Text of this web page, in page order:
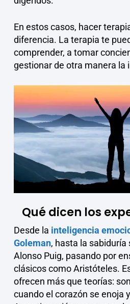
En estos casos, hacer
diferencia. La terapia te
comprender, a tomar
gestionar de otra manera la
Qué dicen los
Desde la inteligencia
Goleman, hasta la sabiduría
Alonso Puig, pasando por
clásicos como Aristóteles.
ofrecen más que teorías:
cuando el corazón se enoja